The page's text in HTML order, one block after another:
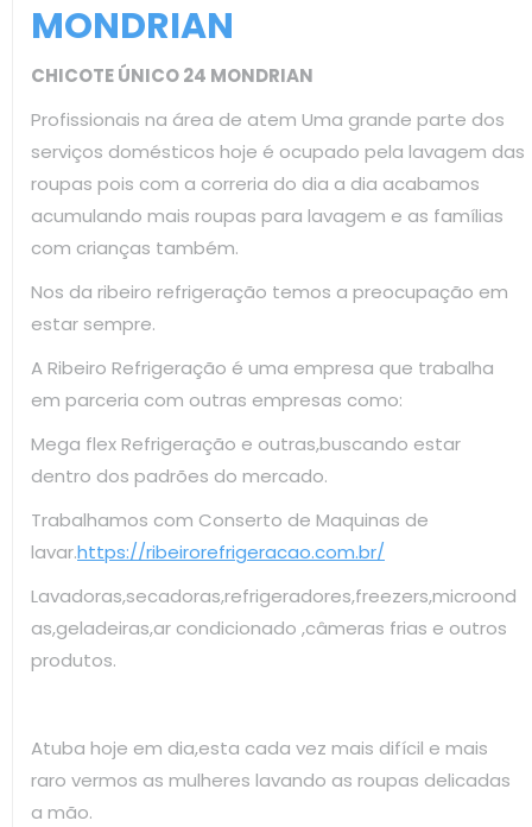
MONDRIAN
CHICOTE ÚNICO 24 MONDRIAN
Profissionais na área de atem Uma grande parte dos
serviços domésticos hoje é ocupado pela lavagem das
roupas pois com a correria do dia a dia acabamos
acumulando mais roupas para lavagem e as famílias
com crianças também.
Nos da ribeiro refrigeração temos a preocupação em
estar sempre.
A Ribeiro Refrigeração é uma empresa que trabalha
em parceria com outras empresas como:
Mega flex Refrigeração e outras,buscando estar
dentro dos padrões do mercado.
Trabalhamos com Conserto de Maquinas de
lavar.https://ribeirorefrigeracao.com.br/
Lavadoras,secadoras,refrigeradores,freezers,microond
as,geladeiras,ar condicionado ,câmeras frias e outros
produtos.
Atuba hoje em dia,esta cada vez mais difícil e mais
raro vermos as mulheres lavando as roupas delicadas
a mão.